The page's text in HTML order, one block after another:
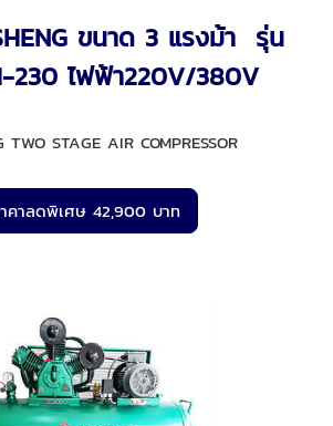
ขนาด 3 แรงม้า รุ่น
230 ไฟฟ้า220V/380V
TWO STAGE AIR COMPRESSOR
คาลดพิเศษ 42,900 บาท